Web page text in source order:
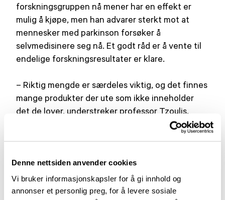
Denne nettsiden anvender cookies
Vi bruker informasjonskapsler for å gi innhold og
annonser et personlig preg, for å levere sosiale
forskningsgruppen nå mener har en effekt er
mulig å kjøpe, men han advarer sterkt mot at
mennesker med parkinson forsøker å
selvmedisinere seg nå. Et godt råd er å vente til
endelige forskningsresultater er klare.
– Riktig mengde er særdeles viktig, og det finnes
mange produkter der ute som ikke inneholder
det de lover, understreker professor Tzoulis.
Kilde:NRK
Se saken også i NRK Dagsrevyen (innslag 23)